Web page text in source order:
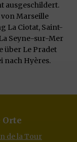
ausgeschildert.
Marseille
La Ciotat, Saint-
Seyne-sur-Mer
über Le Pradet
nach Hyères.
Orte
de la Tour